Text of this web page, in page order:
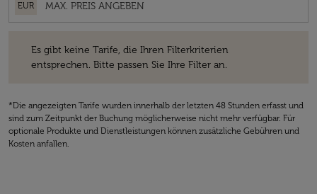
EUR
Es gibt keine Tarife, die Ihren Filterkriterien
entsprechen. Bitte passen Sie Ihre Filter an.
*Die angezeigten Tarife wurden innerhalb der letzten 48 Stunden erfasst und
sind zum Zeitpunkt der Buchung möglicherweise nicht mehr verfügbar. Für
optionale Produkte und Dienstleistungen können zusätzliche Gebühren und
Kosten anfallen.